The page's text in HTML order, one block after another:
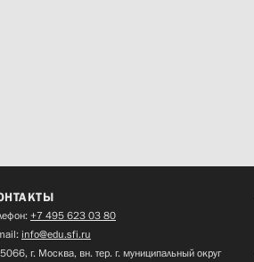
+7 495 623 03 80
info@edu.sfi.ru
г. Москва, вн. тер. г. муниципальный округ